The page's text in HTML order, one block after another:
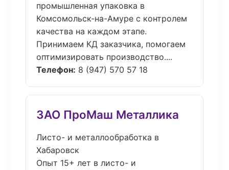
промышленная упаковка в
Комсомольск-на-Амуре с контролем
качества на каждом этапе.
Принимаем КД заказчика, помогаем
оптимизировать производство....
Телефон: 8 (947) 570 57 18
ЗАО ПроМаш Металлика
Листо- и металлообработка в
Хабаровск
Опыт 15+ лет в листо- и